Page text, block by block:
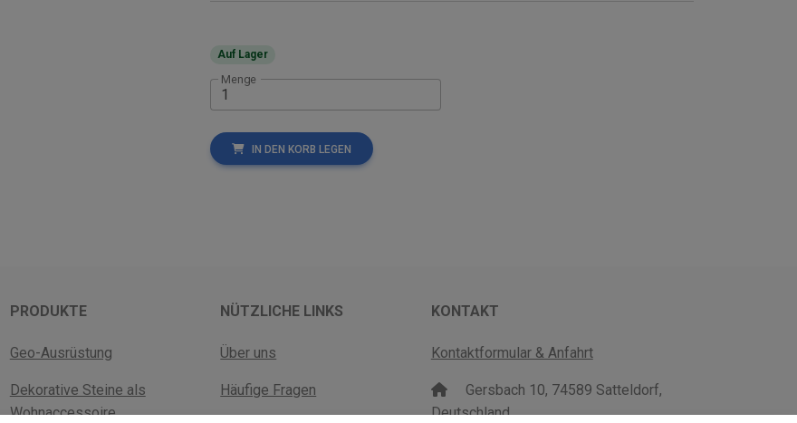
Auf Lager
Menge
IN DEN KORB LEGEN
PRODUKTE
Geo-Ausrüstung
Dekorative Steine als
Wohnaccessoire
NÜTZLICHE LINKS
Über uns
Häufige Fragen
KONTAKT
Kontaktformular & Anfahrt
Gersbach 10, 74589 Satteldorf,
Deutschland